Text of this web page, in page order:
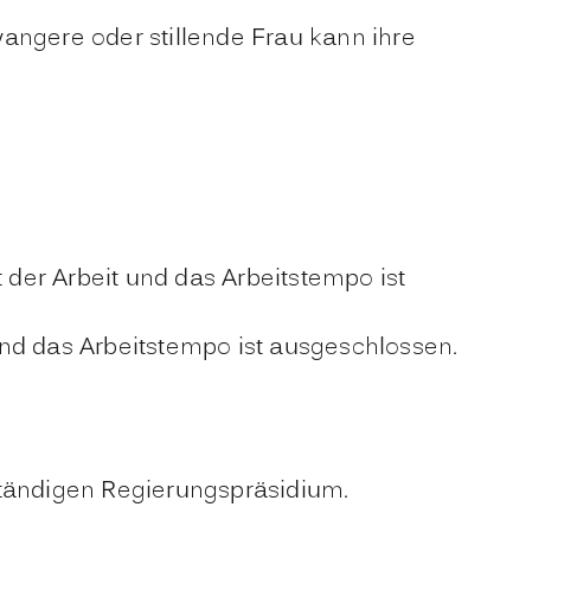
oder stillende Frau kann ihre
Arbeit und das Arbeitstempo ist
das Arbeitstempo ist ausgeschlossen.
Regierungspräsidium.